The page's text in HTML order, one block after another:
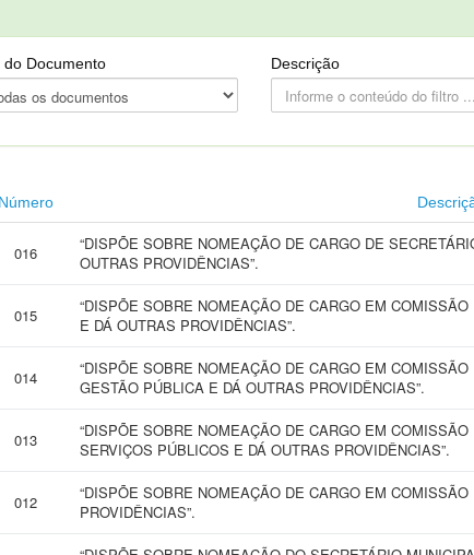
do Documento Descrição
Número
016
“DISPÕE SOBRE NOMEAÇÃO DE CARGO DE
OUTRAS PROVIDÊNCIAS”.
015
“DISPÕE SOBRE NOMEAÇÃO DE CARGO EM
E DÁ OUTRAS PROVIDÊNCIAS”.
014
“DISPÕE SOBRE NOMEAÇÃO DE CARGO EM
GESTÃO PÚBLICA E DÁ OUTRAS PROVIDÊNCIAS”.
013
“DISPÕE SOBRE NOMEAÇÃO DE CARGO EM
SERVIÇOS PÚBLICOS E DÁ OUTRAS PROVIDÊNCIAS”.
012
“DISPÕE SOBRE NOMEAÇÃO DE CARGO EM
PROVIDÊNCIAS”.